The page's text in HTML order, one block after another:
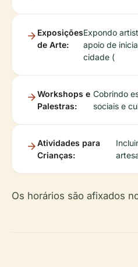
Exposições
de Arte:
Expondo
apoio de
cidade (
Workshops e
Palestras:
Cobrindo
sociais e
Atividades para
Crianças:
Os horários são afixados